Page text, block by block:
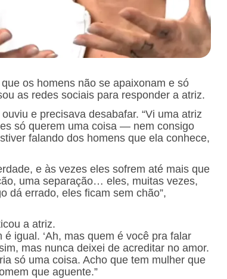
os homens não se apaixonam e só
as redes sociais para responder a atriz.
e precisava desabafar. “Vi uma atriz
só querem uma coisa — nem consigo
falando dos homens que ela conhece,
e às vezes eles sofrem até mais que
uma separação… eles, muitas vezes,
dá errado, eles ficam sem chão”,
a atriz.
igual. ‘Ah, mas quem é você pra falar
mas nunca deixei de acreditar no amor.
só uma coisa. Acho que tem mulher que
que aguente.”